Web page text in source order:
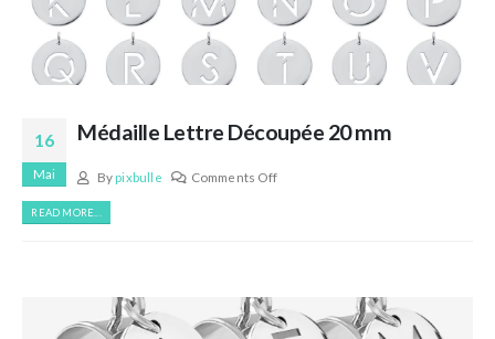
16
Mai
Médaille Lettre Découpée 20 mm
Bypixbulle Comments Off
READ MORE...